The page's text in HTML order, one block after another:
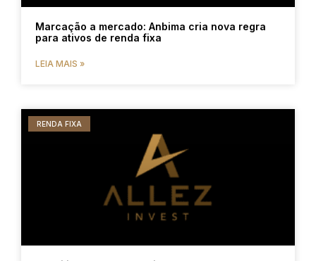
Marcação a mercado: Anbima cria nova regra
para ativos de renda fixa
LEIA MAIS »
RENDA FIXA